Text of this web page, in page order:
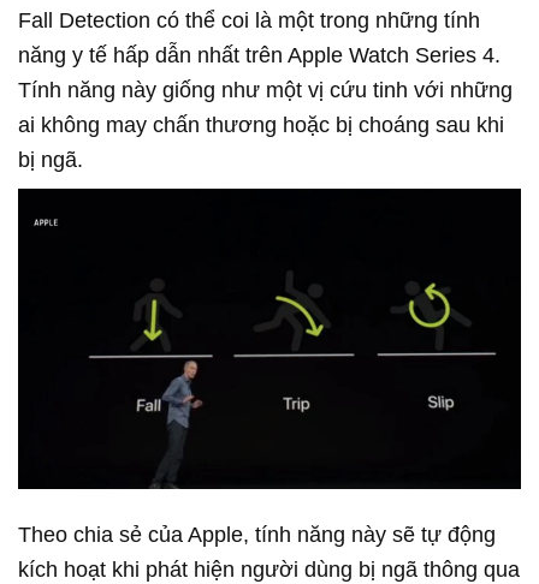
Fall Detection có thể coi là một trong những tính
năng y tế hấp dẫn nhất trên Apple Watch Series 4.
Tính năng này giống như một vị cứu tinh với những
ai không may chấn thương hoặc bị choáng sau khi
bị ngã.
Theo chia sẻ của Apple, tính năng này sẽ tự động
kích hoạt khi phát hiện người dùng bị ngã thông qua